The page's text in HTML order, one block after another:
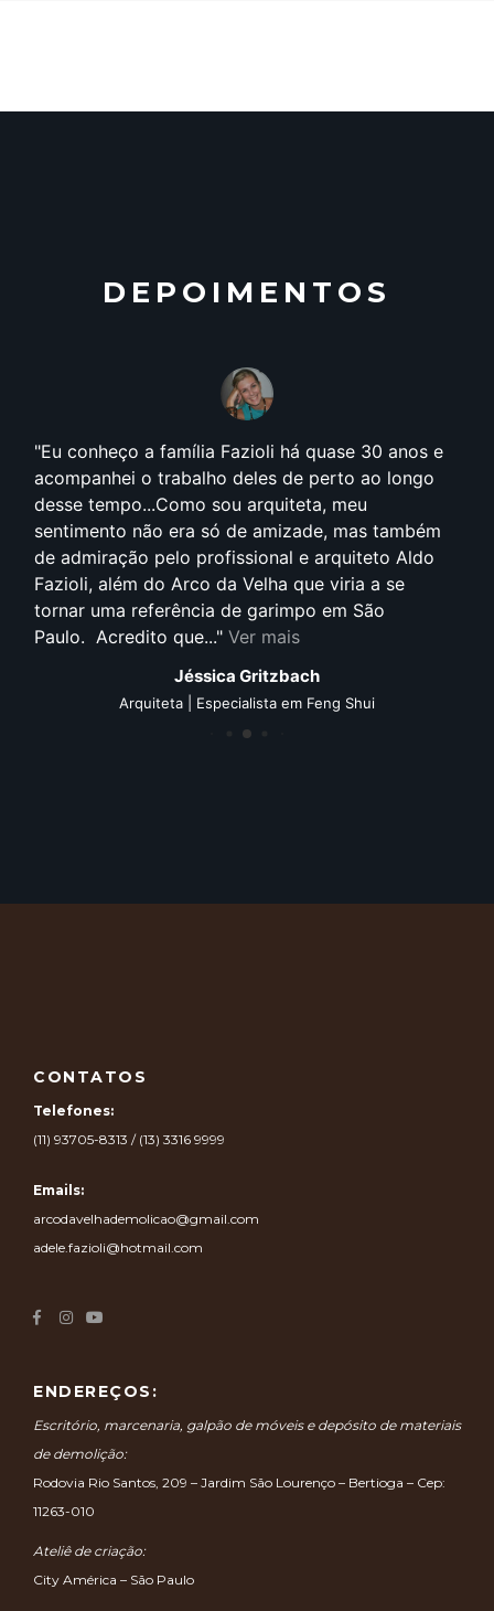
DEPOIMENTOS
Fazioli há quase 30 anos e
deles de perto ao longo
sou arquiteta, meu
só de amizade, mas também
profissional e arquiteto Aldo
da Velha que viria a se
de garimpo em São
Ver mais
em Feng Shui
Conheço o Arco da
artista plástico,
esse lugar tem tudo
trabalho. Sou cliente,
da família. Adoro
fazemos juntos... e
indico o Arco da
CONTATOS
Telefones:
(11) 93705-8313 / (13) 3316 9999
Emails:
arcodavelhademolicao@gmail.com
adele.fazioli@hotmail.com
ENDEREÇOS:
Escritório, marcenaria, galpão de móveis e depósito de materiais
de demolição:
Rodovia Rio Santos, 209 – Jardim São Lourenço – Bertioga – Cep:
11263-010
Ateliê de criação:
City América – São Paulo